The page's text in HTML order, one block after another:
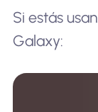
Si estás
Galaxy: